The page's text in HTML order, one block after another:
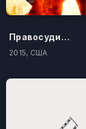
Правосудие по-американски
2015, США